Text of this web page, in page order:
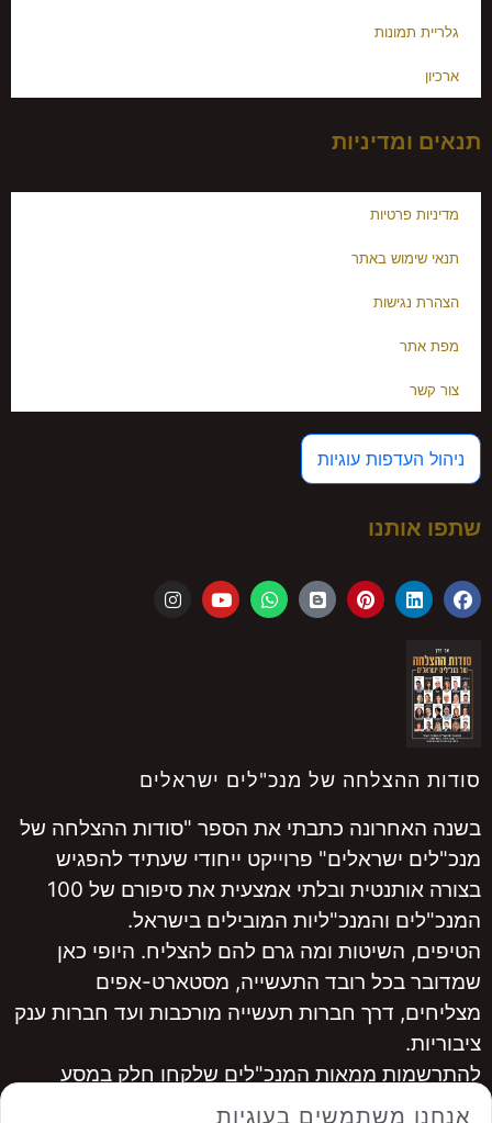
גלריית תמונות
ארכיון
תנאים ומדיניות
מדיניות פרטיות
תנאי שימוש באתר
הצהרת נגישות
מפת אתר
צור קשר
ניהול העדפות עוגיות
שתפו אותנו
סודות ההצלחה של מנכ"לים ישראלים
בשנה האחרונה כתבתי את הספר "סודות ההצלחה של
מנכ"לים ישראלים" פרוייקט ייחודי שעתיד להפגיש
בצורה אותנטית ובלתי אמצעית את סיפורם של 100
המנכ"לים והמנכ"ליות המובילים בישראל.
הטיפים, השיטות ומה גרם להם להצליח. היופי כאן
שמדובר בכל רובד התעשייה, מסטארט-אפים
מצליחים, דרך חברות תעשייה מורכבות ועד חברות ענק
ציבוריות.
להתרשמות ממאות המנכ"לים שלקחו חלק במסע
אנחנו משתמשים בעוגיות